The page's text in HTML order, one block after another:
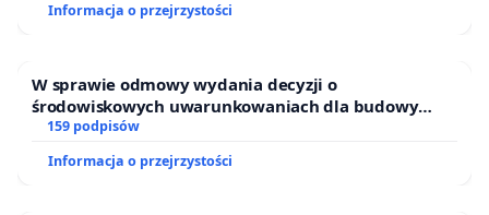
Informacja o przejrzystości
W sprawie odmowy wydania decyzji o
środowiskowych uwarunkowaniach dla budowy
zakładu wytwarzania biometanu „Krynki” w
Ostrowiu Południowym oraz ochrony mieszkańców i
Puszczy Knyszyńskiej
159 podpisów
Informacja o przejrzystości